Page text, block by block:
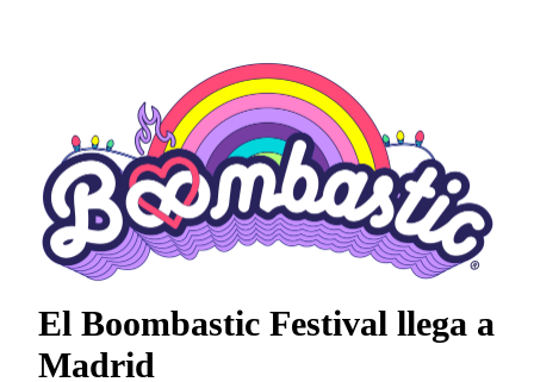
El Boombastic Festival llega a
Madrid